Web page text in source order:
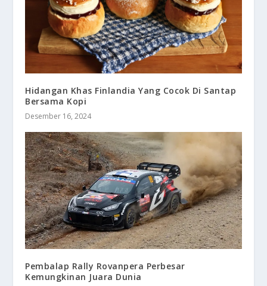
Hidangan Khas Finlandia Yang Cocok Di Santap
Bersama Kopi
Desember 16, 2024
Pembalap Rally Rovanpera Perbesar
Kemungkinan Juara Dunia